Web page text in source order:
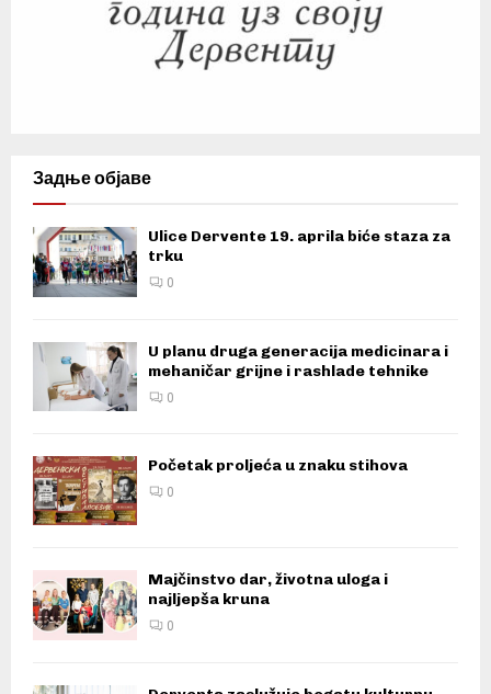
Задње објаве
Ulice Dervente 19. aprila biće staza za
trku
0
U planu druga generacija medicinara i
mehaničar grijne i rashlade tehnike
0
Početak proljeća u znaku stihova
0
Majčinstvo dar, životna uloga i
najljepša kruna
0